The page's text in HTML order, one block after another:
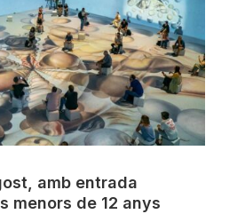
amb entrada
menors de 12 anys